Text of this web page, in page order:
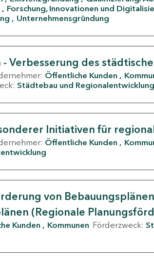
Forschung, Innovationen und
Unternehmensgründung
Verbesserung des
Öffentliche Kunden
Städtebau und Regionalentwicklung
Initiativen für
Öffentliche Kunden
von
(Regionale
Kunden Kommunen Förderzweck: